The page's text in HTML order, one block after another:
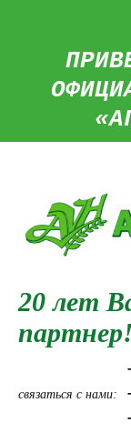
20 лет
партнер!
связаться с нами: